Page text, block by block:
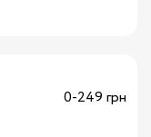
0-249 грн